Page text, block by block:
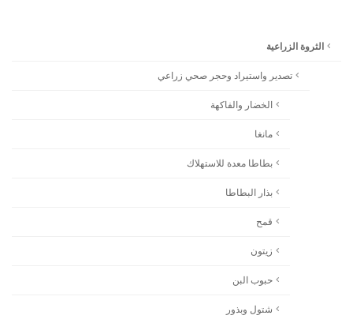
الثروة الزراعية
تصدير واستيراد وحجر صحي زراعي
الخضار والفاكهة
مانغا
بطاطا معدة للاستهلاك
بذار البطاطا
قمح
زيتون
حبوب البن
شتول وبذور